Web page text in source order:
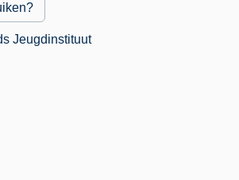
Jeugdinstituut